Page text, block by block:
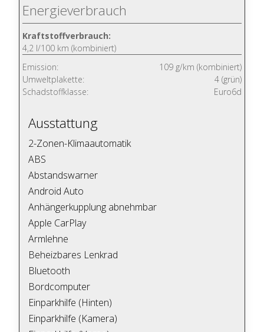
Energieverbrauch
Kraftstoffverbrauch:
4,2 l/100 km (kombiniert)
Emission:
109 g/km (kombiniert)
Umweltplakette:
4 (grün)
Schadstoffklasse:
Euro6d
Ausstattung
2-Zonen-Klimaautomatik
ABS
Abstandswarner
Android Auto
Anhängerkupplung abnehmbar
Apple CarPlay
Armlehne
Beheizbares Lenkrad
Bluetooth
Bordcomputer
Einparkhilfe (Hinten)
Einparkhilfe (Kamera)